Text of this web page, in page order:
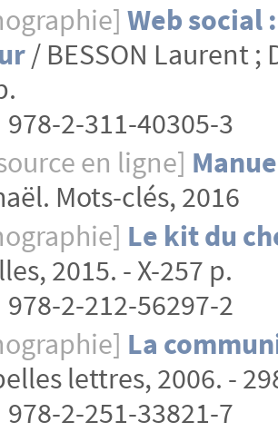
Web social
/ BESSON Laurent ;
978-2-311-40305-3
en ligne]
Mots-clés, 2016
Le kit du
2015. - X-257 p.
978-2-212-56297-2
La
lettres, 2006. -
978-2-251-33821-7